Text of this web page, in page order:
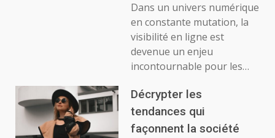
Dans un univers numérique
en constante mutation, la
visibilité en ligne est
devenue un enjeu
incontournable pour les…
Décrypter les
tendances qui
façonnent la société